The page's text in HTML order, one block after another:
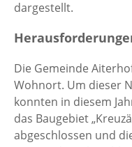
dargestellt.
Die Gemeinde
Wohnort. Um dieser
konnten in diesem
das Baugebiet
abgeschlossen und